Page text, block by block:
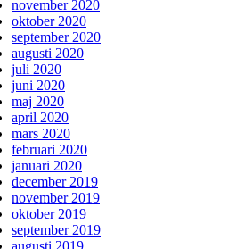
november 2020
oktober 2020
september 2020
augusti 2020
juli 2020
juni 2020
maj 2020
april 2020
mars 2020
februari 2020
januari 2020
december 2019
november 2019
oktober 2019
september 2019
augusti 2019